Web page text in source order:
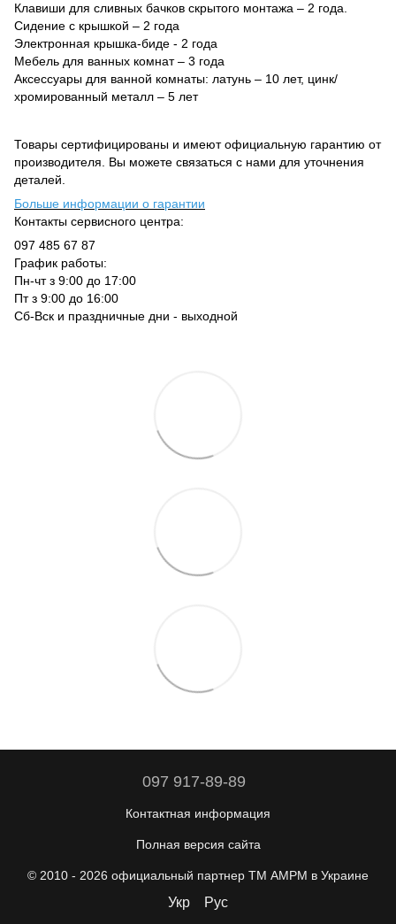
Клавиши для сливных бачков скрытого монтажа – 2 года.
Сидение с крышкой – 2 года
Электронная крышка-биде - 2 года
Мебель для ванных комнат – 3 года
Аксессуары для ванной комнаты: латунь – 10 лет, цинк/
хромированный металл – 5 лет
Товары сертифицированы и имеют официальную гарантию от
производителя. Вы можете связаться с нами для уточнения
деталей.
Больше информации о гарантии
Контакты сервисного центра:
097 485 67 87
График работы:
Пн-чт з 9:00 до 17:00
Пт з 9:00 до 16:00
Сб-Вск и праздничные дни - выходной
097 917-89-89
Контактная информация
Полная версия сайта
© 2010 - 2026 официальный партнер ТМ AMPM в Украине
Укр Рус